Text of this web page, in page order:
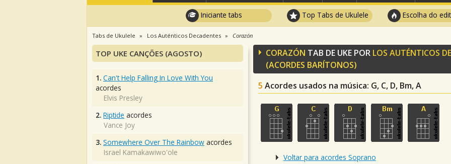
Iniciante tabs Top Tabs de Ukulele Escolha do
Tabs de Ukulele Los Auténticos Decadentes Corazón
CORAZÓN TAB DE UKE POR LOS AUTÉNTICOS
(ACORDES BARÍTONOS)
5 Acordes usados na música: G, C, D, Bm, A
Voltar para acordes Soprano
TOP UKE CANÇÕES (AGOSTO)
1. Can't Help Falling In Love With You
acordes
Elvis Presley
2. Riptide acordes
Vance Joy
3. Somewhere Over The Rainbow acordes
Israel Kamakawiwo'ole